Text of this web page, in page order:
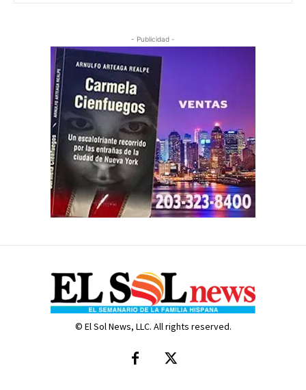
- Publicidad -
© El Sol News, LLC. All rights reserved.